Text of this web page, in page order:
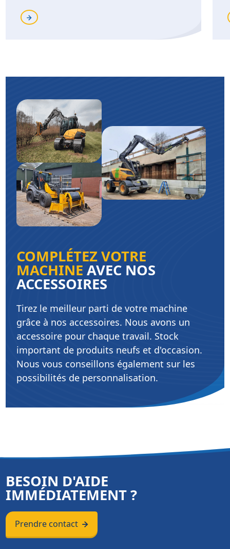
COMPLÉTEZ VOTRE
MACHINEAVEC NOS
ACCESSOIRES
Tirez le meilleur parti de votre machine
grâce à nos accessoires. Nous avons un
accessoire pour chaque travail. Stock
important de produits neufs et d'occasion.
Nous vous conseillons également sur les
possibilités de personnalisation.
BESOIN D'AIDE
IMMÉDIATEMENT ?
Prendre contact